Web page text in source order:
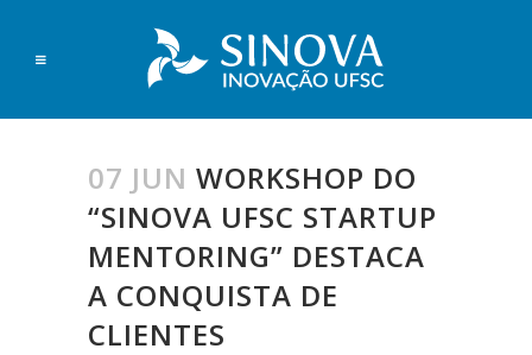
07 JUN WORKSHOP DO
“SINOVA UFSC STARTUP
MENTORING” DESTACA
A CONQUISTA DE
CLIENTES